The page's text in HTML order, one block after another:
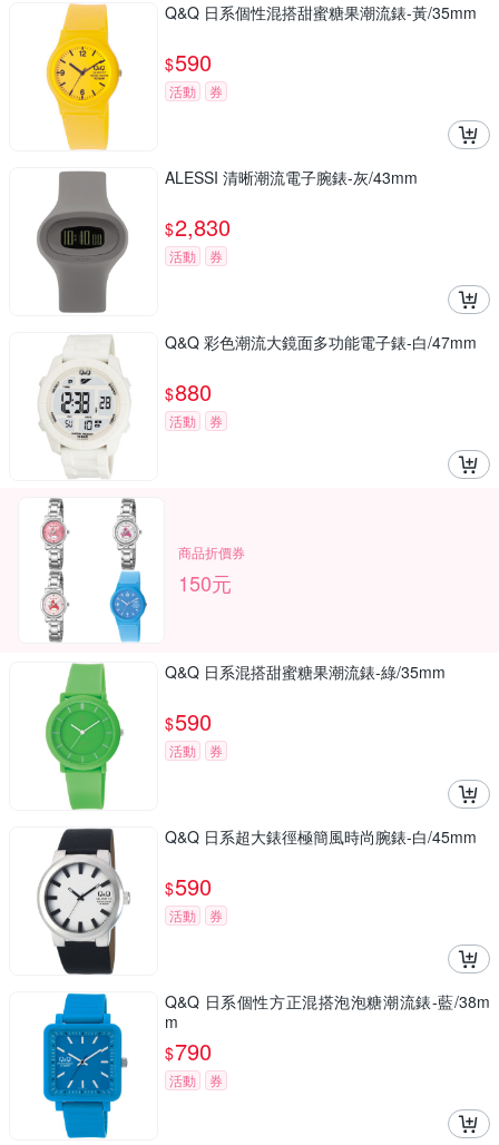
Q&Q 日系個性混搭甜蜜糖果潮流錶-黃/35mm
$590
活動 券
ALESSI 清晰潮流電子腕錶-灰/43mm
$2,830
活動 券
Q&Q 彩色潮流大鏡面多功能電子錶-白/47mm
$880
活動 券
商品折價券
150元
Q&Q 日系混搭甜蜜糖果潮流錶-綠/35mm
$590
活動 券
Q&Q 日系超大錶徑極簡風時尚腕錶-白/45mm
$590
活動 券
Q&Q 日系個性方正混搭泡泡糖潮流錶-藍/38m
m
$790
活動 券